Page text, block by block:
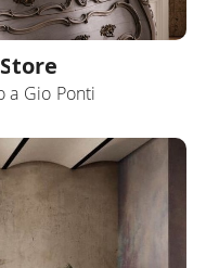
a Gio Ponti